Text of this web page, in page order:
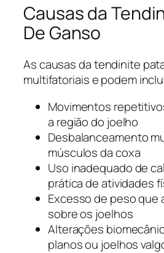
Causas da
De Ganso
As causas da tendinite
multifatoriais e podem
Movimentos
a região do joelho
Desbalanceamento
músculos da coxa
Uso inadequado de
prática de atividades
Excesso de peso que
sobre os joelhos
Alterações
planos ou joelhos